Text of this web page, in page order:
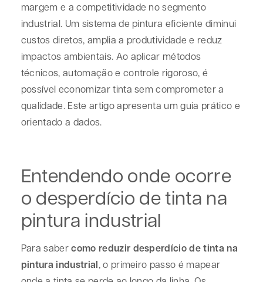
margem e a competitividade no segmento
industrial. Um sistema de pintura eficiente diminui
custos diretos, amplia a produtividade e reduz
impactos ambientais. Ao aplicar métodos
técnicos, automação e controle rigoroso, é
possível economizar tinta sem comprometer a
qualidade. Este artigo apresenta um guia prático e
orientado a dados.
Entendendo onde ocorre
o desperdício de tinta na
pintura industrial
Para sabercomo reduzir desperdício de tinta na
pintura industrial, o primeiro passo é mapear